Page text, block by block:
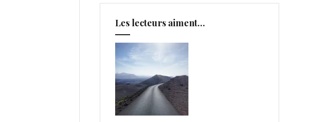
Les lecteurs aiment…